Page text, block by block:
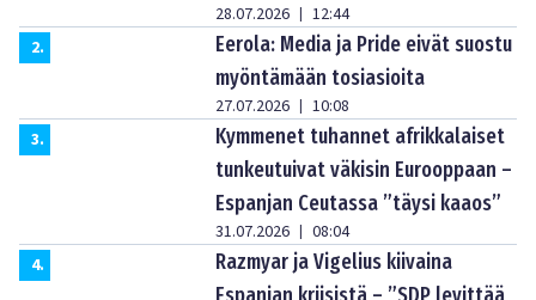
28.07.2026 | 12:44
2.
Eerola: Media ja Pride eivät suostu
myöntämään tosiasioita
27.07.2026 | 10:08
3.
Kymmenet tuhannet afrikkalaiset
tunkeutuivat väkisin Eurooppaan –
Espanjan Ceutassa ”täysi kaaos”
31.07.2026 | 08:04
4.
Razmyar ja Vigelius kiivaina